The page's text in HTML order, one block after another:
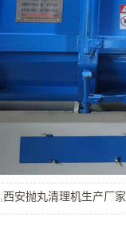
西安抛丸清理机生产厂家